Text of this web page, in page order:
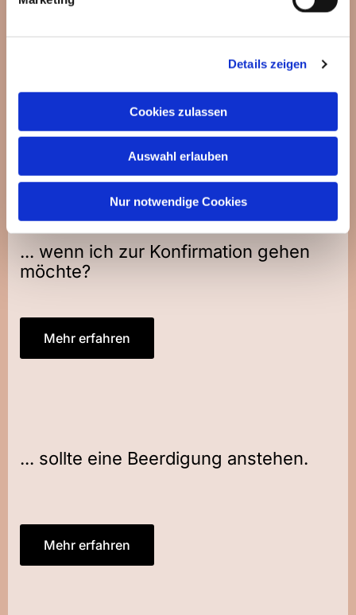
Details zeigen
Cookies zulassen
Auswahl erlauben
Nur notwendige Cookies
lassen?
Mehr erfahren
... wenn ich zur Konfirmation gehen
möchte?
Mehr erfahren
... sollte eine Beerdigung anstehen.
Mehr erfahren